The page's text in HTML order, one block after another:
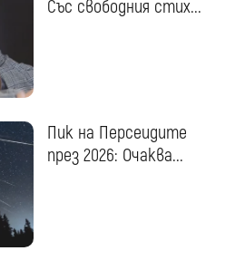
Със свободния стих...
Пик на Персеидите
през 2026: Очаква...